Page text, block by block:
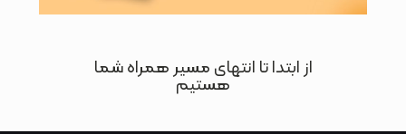
از ابتدا تا انتهای مسیر همراه شما
هستیم